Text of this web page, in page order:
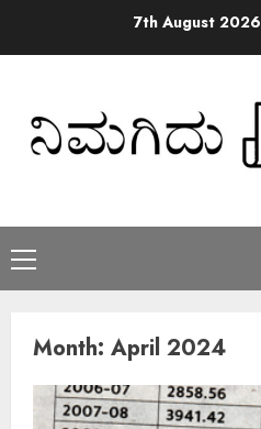
7th August 2026
Month: April 2024